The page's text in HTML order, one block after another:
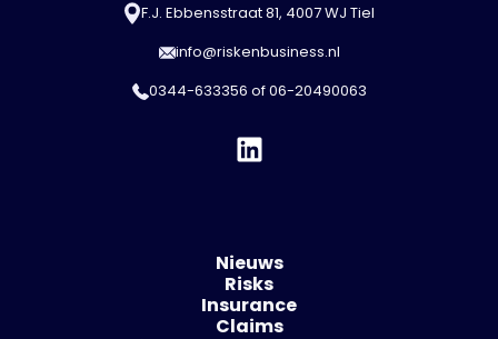
F.J. Ebbensstraat 81, 4007 WJ Tiel
info@riskenbusiness.nl
0344-633356 of06-20490063
Nieuws
Risks
Insurance
Claims